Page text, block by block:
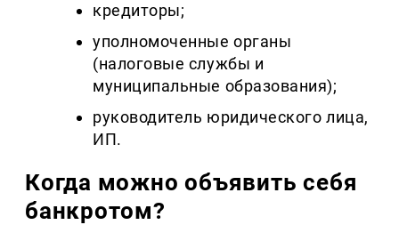
кредиторы;
уполномоченные органы
(налоговые службы и
муниципальные образования);
руководитель юридического лица,
ИП.
Когда можно объявить себя
банкротом?